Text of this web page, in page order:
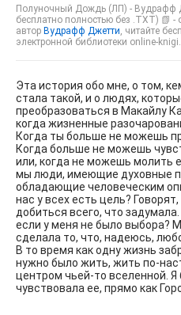
Полуночный Дождь (ЛП) - Вудрафф
бесплатно полностью без .TXT) 📗 -
автор Вудрафф Джетти , читайте
электронной библиотеки online-
Эта история обо мне, о том,
стала такой, и о людях,
преобразоваться в Макайлу
когда жизненные
Когда ты больше не можешь
Когда больше не можешь
или, когда не можешь молить
мы люди, имеющие духовные
обладающие человеческим
нас у всех есть цель?
добиться всего, что
если у меня не было выбора?
сделала то, что, надеюсь,
В то время как одну жизнь
нужно было жить, жить по-
центром чьей-то вселенной. Я
чувствовала ее, прямо как